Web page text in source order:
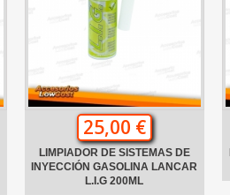
25,00 €
LIMPIADOR DE SISTEMAS DE
INYECCIÓN GASOLINA LANCAR
L.I.G 200ML